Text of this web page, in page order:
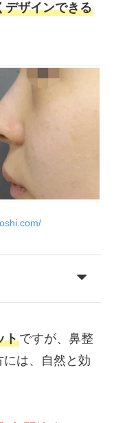
デザインできる
トですが、鼻整
は、自然と効